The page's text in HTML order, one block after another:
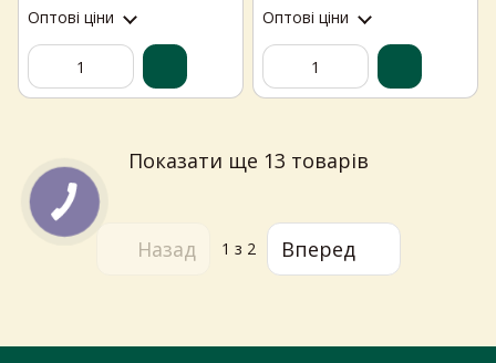
Оптові ціни Оптові ціни
Показати ще 13 товарів
Назад 1 з 2 Вперед
Самовивіз з магазинів
магазин і забрати у зручний час 💚
Перейти до оформлення